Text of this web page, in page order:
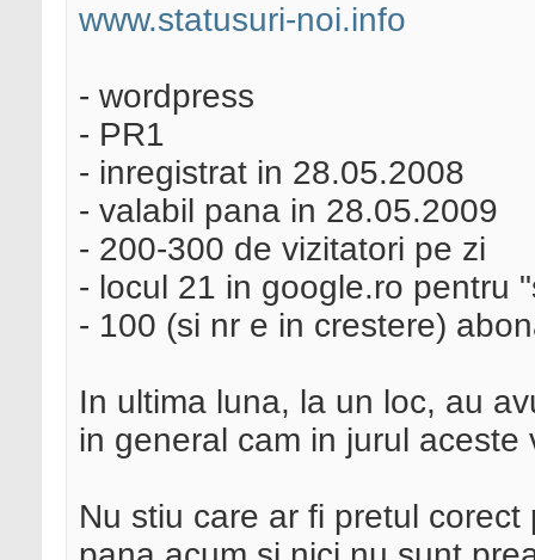
www.statusuri-noi.info
- wordpress
- PR1
- inregistrat in 28.05.2008
- valabil pana in 28.05.2009
- 200-300 de vizitatori pe zi
- locul 21 in google.ro pentru
- 100 (si nr e in crestere)
In ultima luna, la un loc, au
in general cam in jurul aceste
Nu stiu care ar fi pretul